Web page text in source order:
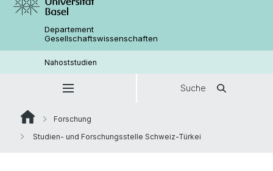
Departement
Gesellschaftswissenschaften
Nahoststudien
Suche
Forschung
Studien- und Forschungsstelle Schweiz-Türkei